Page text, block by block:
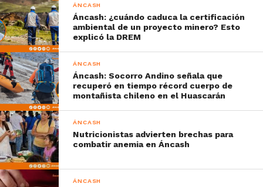
ÁNCASH
Áncash: ¿cuándo caduca la certificación
ambiental de un proyecto minero? Esto
explicó la DREM
ÁNCASH
Áncash: Socorro Andino señala que
recuperó en tiempo récord cuerpo de
montañista chileno en el Huascarán
ÁNCASH
Nutricionistas advierten brechas para
combatir anemia en Áncash
ÁNCASH